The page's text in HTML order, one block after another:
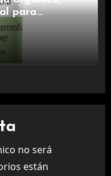
para
no será
están